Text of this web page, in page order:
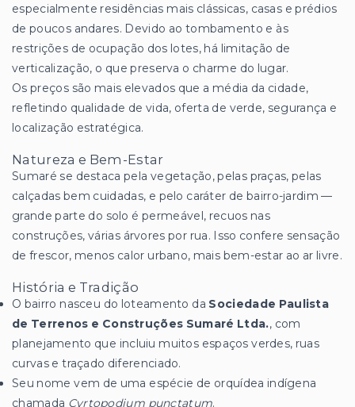
especialmente residências mais clássicas, casas e prédios
de poucos andares. Devido ao tombamento e às
restrições de ocupação dos lotes, há limitação de
verticalização, o que preserva o charme do lugar.
Os preços são mais elevados que a média da cidade,
refletindo qualidade de vida, oferta de verde, segurança e
localização estratégica.
Natureza e Bem-Estar
Sumaré se destaca pela vegetação, pelas praças, pelas
calçadas bem cuidadas, e pelo caráter de bairro-jardim —
grande parte do solo é permeável, recuos nas
construções, várias árvores por rua. Isso confere sensação
de frescor, menos calor urbano, mais bem-estar ao ar livre.
História e Tradição
O bairro nasceu do loteamento da Sociedade Paulista
de Terrenos e Construções Sumaré Ltda., com
planejamento que incluiu muitos espaços verdes, ruas
curvas e traçado diferenciado.
Seu nome vem de uma espécie de orquídea indígena
chamada Cyrtopodium punctatum.